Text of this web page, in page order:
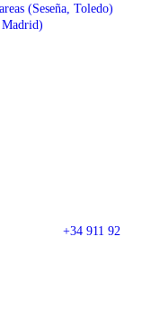
(Seseña, Toledo)
+34 911 92